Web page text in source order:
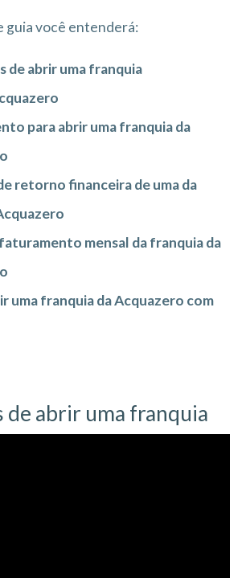
guia você entenderá:
de abrir uma franquia
para abrir uma franquia da
retorno financeira de uma da
mensal da franquia da
uma franquia da Acquazero com
de abrir uma franquia